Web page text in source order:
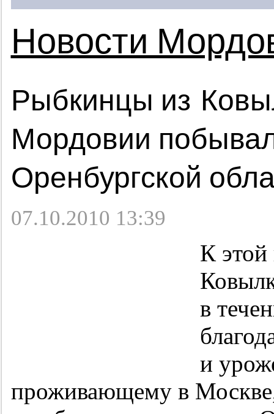
Новости
Рыбкинцы из
Мордовии
Оренбургской
07.10.2010 13:39
К этой
в
и
проживающему в